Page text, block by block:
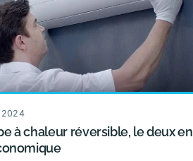
à chaleur réversible, le deux en